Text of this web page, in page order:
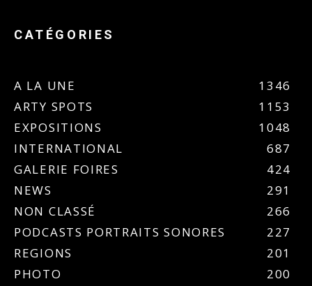
CATÉGORIES
A LA UNE
1346
ARTY SPOTS
1153
EXPOSITIONS
1048
INTERNATIONAL
687
GALERIE FOIRES
424
NEWS
291
NON CLASSÉ
266
PODCASTS PORTRAITS SONORES
227
REGIONS
201
PHOTO
200